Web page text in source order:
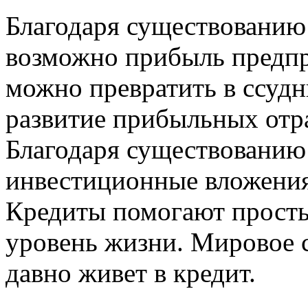
Благодаря
возможно прибыль
можно превратить в
развитие прибыльных
Благодаря
инвестиционные
Кредиты помогают
уровень жизни. Мировое
давно живет в кредит.